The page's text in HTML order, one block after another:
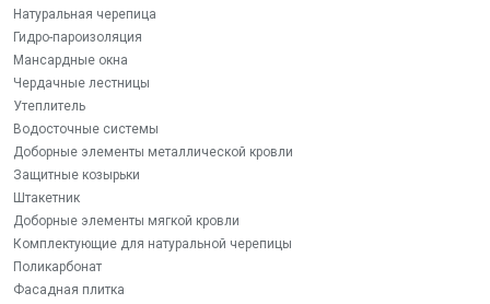
Натуральная черепица
Гидро-пароизоляция
Мансардные окна
Чердачные лестницы
Утеплитель
Водосточные системы
Доборные элементы металлической кровли
Защитные козырьки
Штакетник
Доборные элементы мягкой кровли
Комплектующие для натуральной черепицы
Поликарбонат
Фасадная плитка